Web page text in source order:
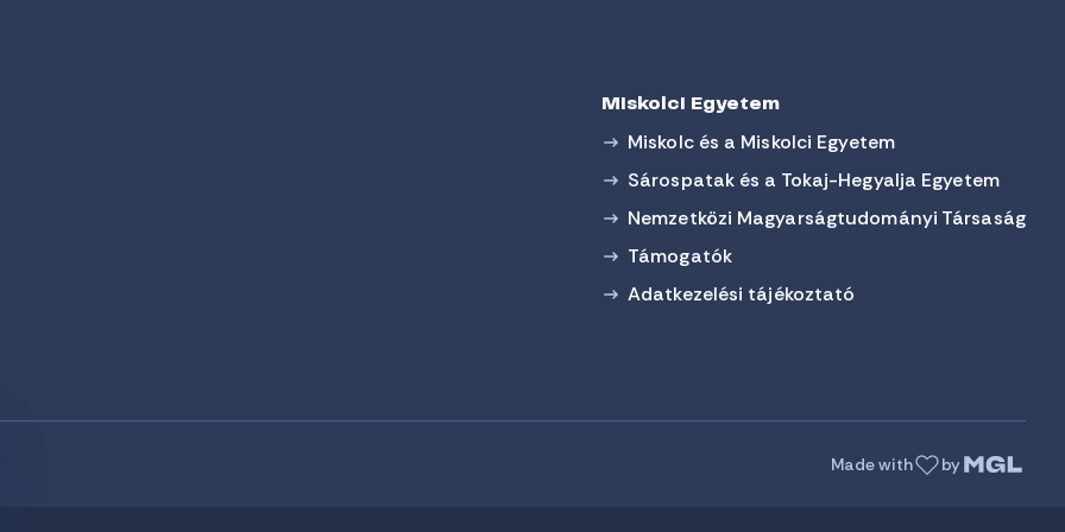
Miskolci Egyetem
Miskolc és a Miskolci Egyetem
Sárospatak és a Tokaj-Hegyalja Egyetem
Nemzetközi Magyarságtudományi Társaság
Támogatók
Adatkezelési tájékoztató
Made with by